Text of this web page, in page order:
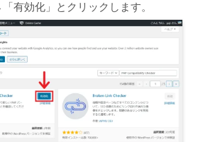
有効化」とクリックします。